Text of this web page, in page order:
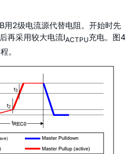
用2级电流源代替电阻。开始时先
再采用较大电流IACTPU充电。图4
。